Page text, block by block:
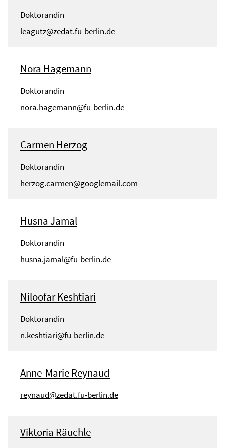
Doktorandin
leagutz@zedat.fu-berlin.de
Nora Hagemann
Doktorandin
nora.hagemann@fu-berlin.de
Carmen Herzog
Doktorandin
herzog.carmen@googlemail.com
Husna Jamal
Doktorandin
husna.jamal@fu-berlin.de
Niloofar Keshtiari
Doktorandin
n.keshtiari@fu-berlin.de
Anne-Marie Reynaud
reynaud@zedat.fu-berlin.de
Viktoria Räuchle